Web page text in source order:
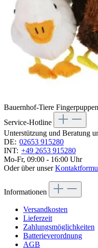
Bauernhof-Tiere
Service-Hotline
Unterstützung und Beratung
DE: 02653 915280
INT: +49 2653 915280
Mo-Fr, 09:00 - 16:00 Uhr
Oder über unser
Informationen
Versandkosten
Lieferzeit
Zahlungsmöglichkeiten
Batterieverordnung
AGB